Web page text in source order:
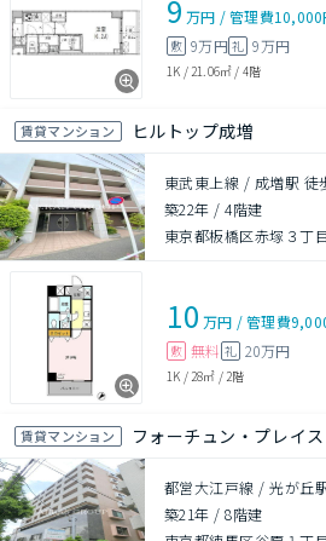
9 万円 /管理費10,000
敷 9万円礼 9万円
1K / 21.06㎡ / 4階
賃貸マンション ヒルトップ成増
東武東上線 / 成増駅 徒
築22年 /4階建
東京都板橋区赤塚３丁
10 万円 /管理費
敷 無料 礼 20万円
1K / 28㎡ / 2階
賃貸マンション フォーチュン・プレイス
都営大江戸線 / 光が丘
築21年 /8階建